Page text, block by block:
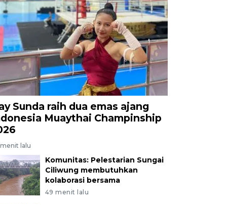
Sunda raih dua emas ajang
Muaythai Champinship
lalu
Komunitas: Pelestarian Sungai
Ciliwung membutuhkan
kolaborasi bersama
49 menit lalu